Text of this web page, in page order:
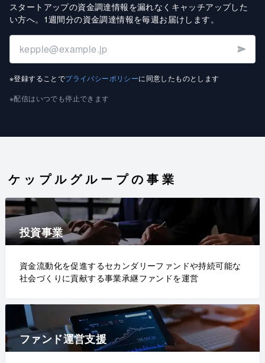
スタートアップの資金調達情報を漏れなくキャッチアップした
い方へ。 1週間分の資金調達情報を毎週お届けします。
※登録することでプライバシーポリシーに同意したものとします
※配信はいつでも停止できます
ケップルグループの事業
投資事業
資金流動化を促進するセカンダリーファンドや持続可能な
社会づくりに貢献する事業承継ファンドを運営
ファンド運営支援